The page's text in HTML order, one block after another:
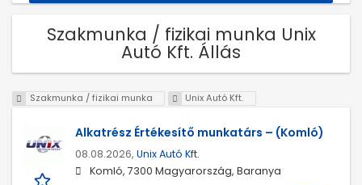
Szakmunka / fizikai munka Unix
Autó Kft. Állás
Szakmunka / fizikai munka Unix Autó Kft.
Alkatrész Értékesítő munkatárs – (Komló)
08.08.2026, Unix Autó Kft.
Komló, 7300 Magyarország, Baranya